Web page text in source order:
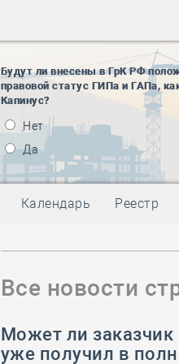
Будут ли внесены в ГрК РФ
правовой статус ГИПа и ГАПа,
Капинус?
Нет
Да
Календарь Реестр
Все новости
Может ли
уже получил в